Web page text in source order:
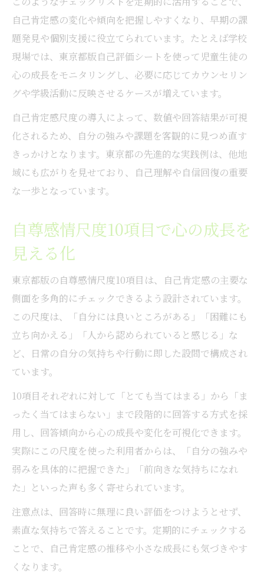
自己肯定感の変化や傾向を把握しやすくなり、早期の課
題発見や個別支援に役立てられています。たとえば学校
現場では、東京都版自己評価シートを使って児童生徒の
心の成長をモニタリングし、必要に応じてカウンセリン
グや学級活動に反映させるケースが増えています。
自己肯定感尺度の導入によって、数値や回答結果が可視
化されるため、自分の強みや課題を客観的に見つめ直す
きっかけとなります。東京都の先進的な実践例は、他地
域にも広がりを見せており、自己理解や自信回復の重要
な一歩となっています。
自尊感情尺度10項目で心の成長を
見える化
東京都版の自尊感情尺度10項目は、自己肯定感の主要な
側面を多角的にチェックできるよう設計されています。
この尺度は、「自分には良いところがある」「困難にも
立ち向かえる」「人から認められていると感じる」な
ど、日常の自分の気持ちや行動に即した設問で構成され
ています。
10項目それぞれに対して「とても当てはまる」から「ま
ったく当てはまらない」まで段階的に回答する方式を採
用し、回答傾向から心の成長や変化を可視化できます。
実際にこの尺度を使った利用者からは、「自分の強みや
弱みを具体的に把握できた」「前向きな気持ちになれ
た」といった声も多く寄せられています。
注意点は、回答時に無理に良い評価をつけようとせず、
素直な気持ちで答えることです。定期的にチェックする
ことで、自己肯定感の推移や小さな成長にも気づきやす
くなります。